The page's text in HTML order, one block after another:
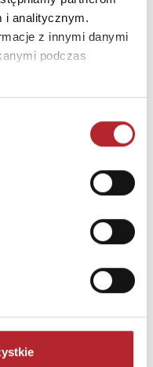
i analitycznym.
z innymi danymi
podczas
zobacz więcej
TOP 100